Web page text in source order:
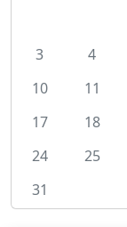
3
4
10
11
17
18
24
25
31